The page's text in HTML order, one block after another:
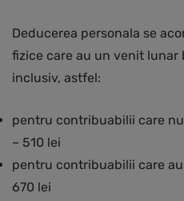
Deducerea personala se
fizice care au un venit lunar
inclusiv, astfel:
pentru contribuabilii care
– 510 lei
pentru contribuabilii care
670 lei